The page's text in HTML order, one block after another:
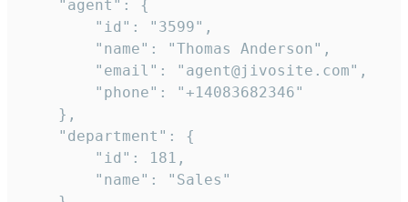
    "agent": {
        "id": "3599",
        "name": "Thomas Anderson",
        "email": "agent@jivosite.com",
        "phone": "+14083682346"
    },
    "department": {
        "id": 181,
        "name": "Sales"